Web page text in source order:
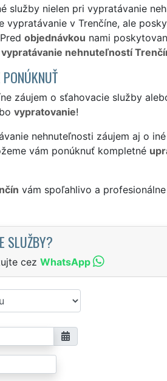
služby nielen pri vypratávanie
vypratávanie v Trenčíne, ale
objednávkou nami
vypratávanie nehnuteľností
záujem o sťahovacie služby
vypratovanie!
nehnuteľnosti záujem aj o
vám ponúknuť kompletné
vám spoľahlivo a
SLUŽBY?
cez WhatsApp